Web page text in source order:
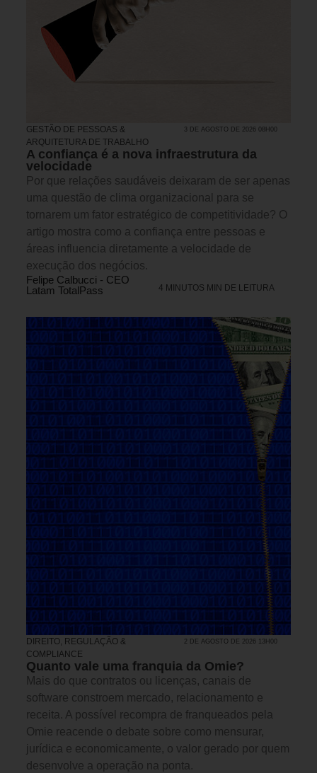
GESTÃO DE PESSOAS &
ARQUITETURA DE TRABALHO
3 DE AGOSTO DE 2026 08H00
A confiança é a nova infraestrutura da
velocidade
Por que relações saudáveis deixaram de ser apenas
uma questão de clima organizacional para se
tornarem um fator estratégico de competitividade? O
artigo mostra como a confiança entre pessoas e
áreas influencia diretamente a velocidade de
execução dos negócios.
Felipe Calbucci - CEO
Latam TotalPass
4 MINUTOS MIN DE LEITURA
DIREITO, REGULAÇÃO &
COMPLIANCE
2 DE AGOSTO DE 2026 13H00
Quanto vale uma franquia da Omie?
Mais do que contratos ou licenças, canais de
software constroem mercado, relacionamento e
receita. A possível recompra de franqueados pela
Omie reacende o debate sobre como mensurar,
jurídica e economicamente, o valor gerado por quem
desenvolve a operação na ponta.